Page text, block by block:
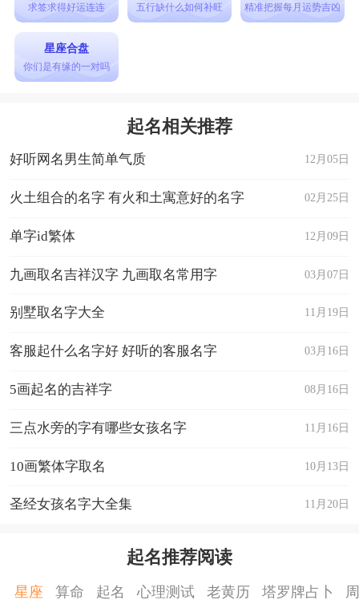
21. 猎鹰眼
22. 火焰使者
25. 玄夜幽灵
26. 风中追风
27. 星辰大海
29. 极光探索者
30. 沙漠之狐
33. 雷电之神
34. 默读时光
36. 时空漫游
37. 寒冰指尖
40. 风华绝代
求签求得好运连连 五行缺什么如何补旺 精准把握每月运势吉凶
星座合盘
你们是有缘的一对吗
起名相关推荐
12月05日
好听网名男生简单气质
02月25日
火土组合的名字 有火和土寓意好的名字
12月09日
单字id繁体
03月07日
九画取名吉祥汉字 九画取名常用字
11月19日
别墅取名字大全
03月16日
客服起什么名字好 好听的客服名字
08月16日
5画起名的吉祥字
11月16日
三点水旁的字有哪些女孩名字
10月13日
10画繁体字取名
11月20日
圣经女孩名字大全集
起名推荐阅读
星座 算命 起名 心理测试 老黄历 塔罗牌占卜